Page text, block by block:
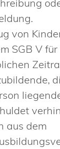
von
SGB V für
aus dem